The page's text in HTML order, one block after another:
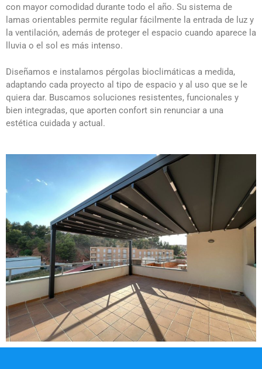
con mayor comodidad durante todo el año. Su sistema de
lamas orientables permite regular fácilmente la entrada de luz y
la ventilación, además de proteger el espacio cuando aparece la
lluvia o el sol es más intenso.
Diseñamos e instalamos pérgolas bioclimáticas a medida,
adaptando cada proyecto al tipo de espacio y al uso que se le
quiera dar. Buscamos soluciones resistentes, funcionales y
bien integradas, que aporten confort sin renunciar a una
estética cuidada y actual.